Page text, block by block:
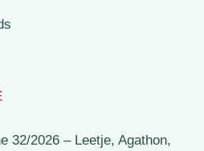
32/2026 – Leetje, Agathon,